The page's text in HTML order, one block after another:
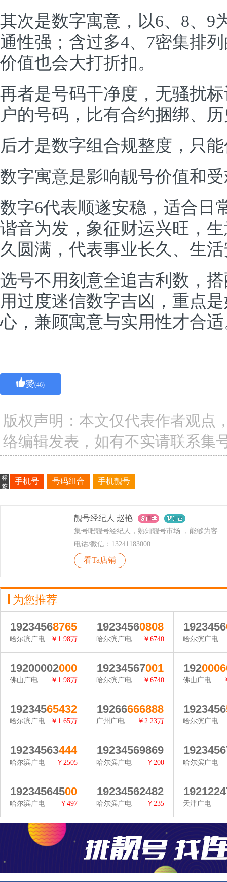
其次是数字寓意，以6、8、9
通性强；含过多4、7密集排
价值也会大打折扣。
再者是号码干净度，无骚扰
户的号码，比有合约捆绑、
后才是数字组合规整度，只
数字寓意是影响靓号价值和
数字6代表顺遂安稳，适合日
谐音为发，象征财运兴旺，
久圆满，代表事业长久、生
选号不用刻意全追吉利数，
用过度迷信数字吉凶，重点
心，兼顾寓意与实用性才合
赞(46)
版权声明：本文仅代表作者观点
络编辑发表，如有不实请联系集
标
签
手机号 号码组合 手机靓号
靓号经纪人 赵艳
电话/微信：13241183000
看Ta店铺
为您推荐
19234568765
哈尔滨广电 ￥1.98万
19234560808
哈尔滨广电 ￥6740
1923456
哈尔滨广电
19200002000
佛山广电 ￥1.98万
19234567001
哈尔滨广电 ￥6740
192
佛山广电
19234565432
哈尔滨广电 ￥1.65万
19266666888
广州广电 ￥2.23万
1923456
哈尔滨广电
19234563444
哈尔滨广电 ￥2505
19234569869
哈尔滨广电 ￥200 哈尔滨广电
19234564500
哈尔滨广电 ￥497
查看详情
19234562482
哈尔滨广电 ￥235 天津广电